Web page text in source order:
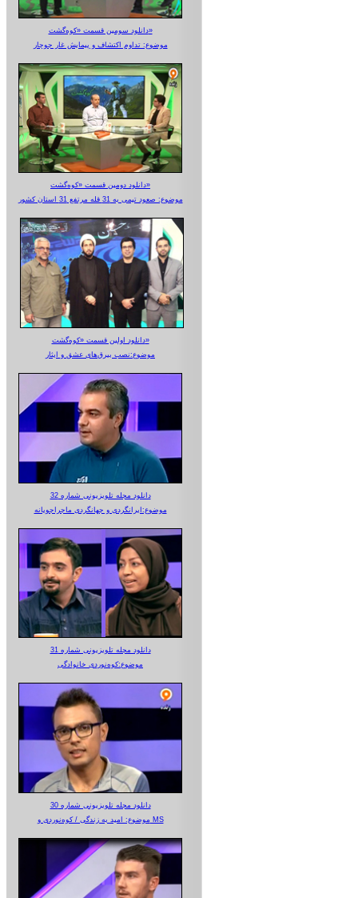
دانلود سومین قسمت «کوه‌گشت»
موضوع: تداوم اکتشاف و پیمایش غار جوجار
دانلود دومین قسمت «کوه‌گشت»
موضوع: صعود تیمی به 31 قله مرتفع 31 استان کشور
دانلود اولین قسمت «کوه‌گشت»
موضوع:نصب بیرق‌های عشق و ایثار
دانلود مجله تلویزیونی شماره 32
موضوع:ایرانگردی و جهانگردی ماجراجویانه
دانلود مجله تلویزیونی شماره 31
موضوع:کوه‌نوردی خانوادگی
دانلود مجله تلویزیونی شماره 30
موضوع: امید به زندگی / کوه‌نوردی و MS